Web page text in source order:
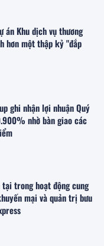
án Khu dịch vụ thương
hơn một thập kỷ "đắp
ghi nhận lợi nhuận Quý
nhờ bàn giao các
trong hoạt động cung
mại và quản trị bưu